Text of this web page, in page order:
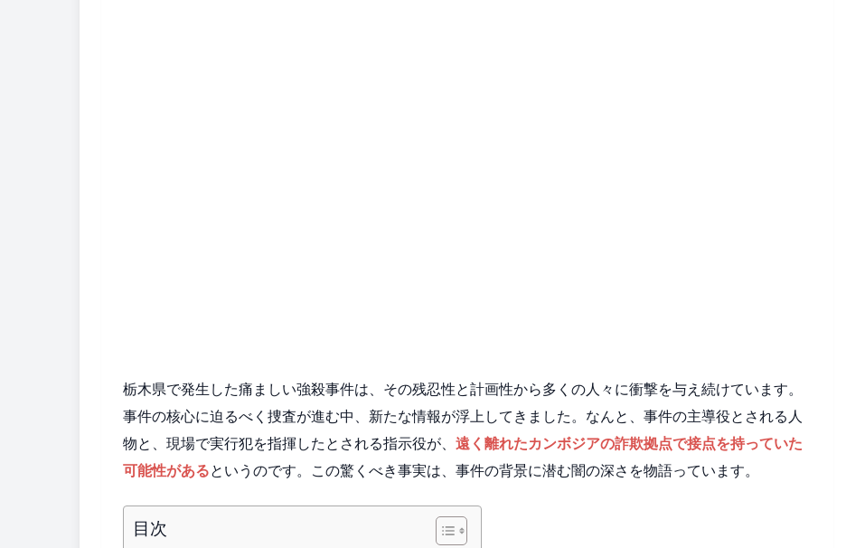
栃木県で発生した痛ましい強殺事件は、その残忍性と計画性から多くの人々に衝撃を与え続けています。
事件の核心に迫るべく捜査が進む中、新たな情報が浮上してきました。なんと、事件の主導役とされる人
物と、現場で実行犯を指揮したとされる指示役が、 遠く離れたカンボジアの詐欺拠点で接点を持っていた
可能性があるというのです。この驚くべき事実は、事件の背景に潜む闇の深さを物語っています。
目次